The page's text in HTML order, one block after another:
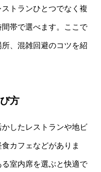
トランひとつでなく複
帯で選べます。ここで
、混雑回避のコツを紹
方
したレストランや地ビ
カフェなどがありま
室内席を選ぶと快適で